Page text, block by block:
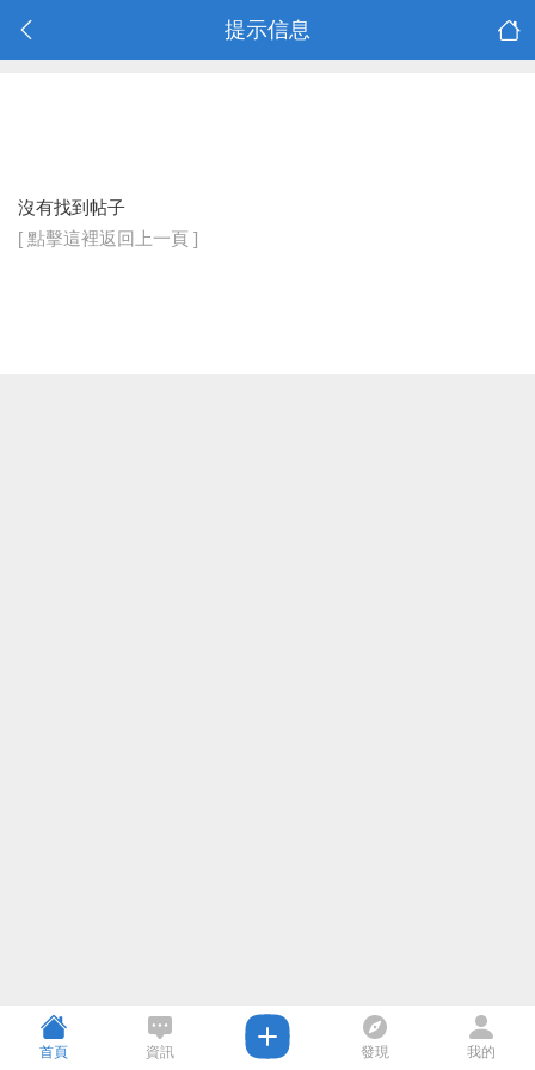
提示信息
沒有找到帖子
[ 點擊這裡返回上一頁 ]
首頁 資訊 發現 我的